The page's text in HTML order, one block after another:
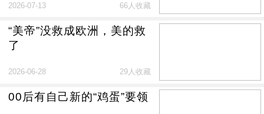
2026-07-13 66人收藏
“美帝”没救成欧洲，美的救
了
2026-06-28 29人收藏
00后有自己新的“鸡蛋”要领